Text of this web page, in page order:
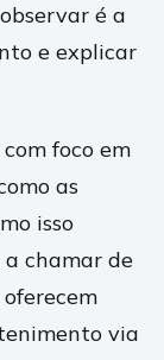
é a
e explicar
foco em
as
isso
chamar de
via